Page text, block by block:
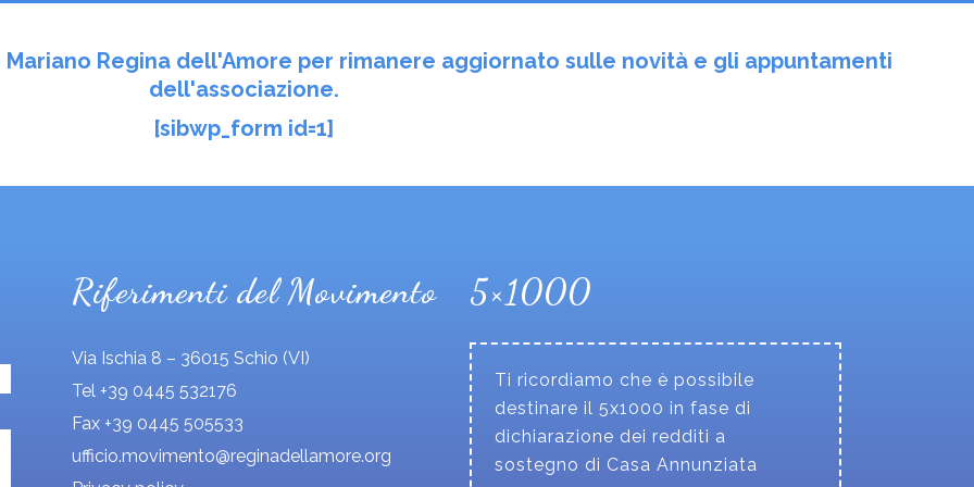
Regina dell'Amore per rimanere aggiornato sulle novità e gli appuntamenti
dell'associazione.
[sibwp_form id=1]
Riferimenti del Movimento
Via Ischia 8 – 36015 Schio (VI)
Tel +39 0445 532176
Fax +39 0445 505533
ufficio.movimento@reginadellamore.org
5×1000
Ti ricordiamo che è possibile
destinare il 5x1000 in fase di
dichiarazione dei redditi a
sostegno di Casa Annunziata